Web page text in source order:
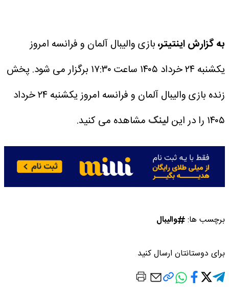
به گزارش اینتیتر،بازی والیبال آلمان و فرانسه امروز
یکشنبه ۲۴ خرداد ۱۴۰۵ ساعت ۱۷:۳۰ برگزار می شود.
پخش
زنده بازی والیبال آلمان و فرانسه امروز یکشنبه ۲۴ خرداد
۱۴۰۵ را در این
لینک مشاهده می کنید.
برچسب ها: والیبال
برای دوستانتان ارسال کنید